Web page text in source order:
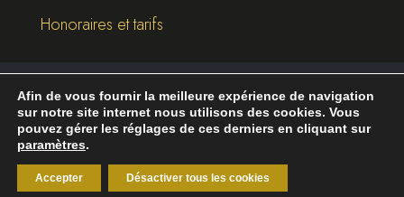
Honoraires et tarifs
©2026Break-Out Company- Agence de
communication
Mentions légales|Politique de confidentialité
Afin de vous fournir la meilleure expérience de navigation
sur notre site internet nous utilisons des cookies. Vous
pouvez gérer les réglages de ces derniers en cliquant sur
paramètres.
Accepter Désactiver tous les cookies